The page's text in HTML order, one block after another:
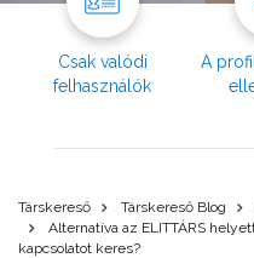
Csak valódi
felhasználók
A
Társkereső Társkereső Blog
Alternatíva az ELITTÁRS
kapcsolatot keres?